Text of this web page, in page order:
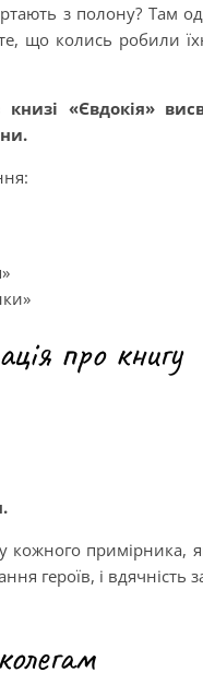
з полону? Там
що колись робили
«Євдокія»
про книгу
кожного примірника,
героїв, і